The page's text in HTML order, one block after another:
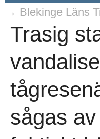
→ Blekinge Läns
Trasig
sågas